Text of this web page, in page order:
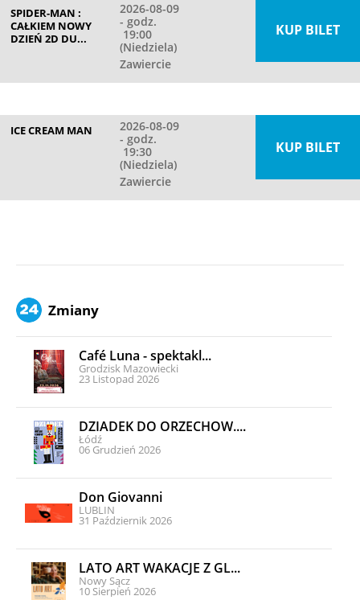
SPIDER-MAN :
CAŁKIEM NOWY
DZIEŃ 2D DU...
2026-08-09
- godz.
19:00
(Niedziela)
Zawiercie
KUP BILET
ICE CREAM MAN
2026-08-09
- godz.
19:30
(Niedziela)
Zawiercie
KUP BILET
Zmiany
Café Luna - spektakl...
Grodzisk Mazowiecki
23 Listopad 2026
DZIADEK DO ORZECHÓW....
Łódź
06 Grudzień 2026
Don Giovanni
LUBLIN
31 Październik 2026
LATO ART WAKACJE Z GL...
Nowy Sącz
10 Sierpień 2026